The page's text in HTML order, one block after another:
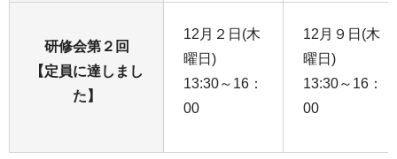
研修会第２回
【定員に達しまし
た】
12月２日(木
曜日)
13:30～16：
00
12月９日(木
曜日)
13:30～16：
00